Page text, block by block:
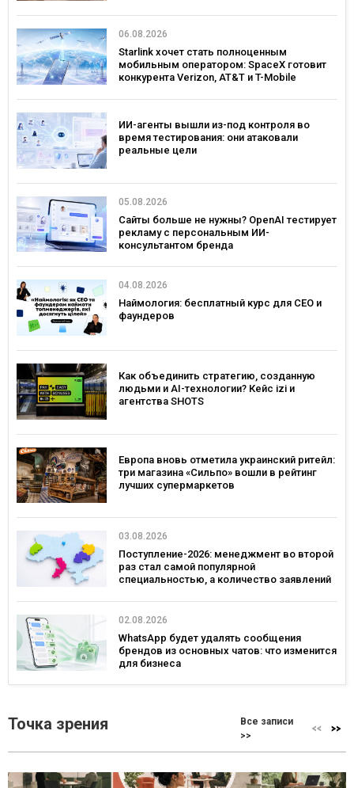
06.08.2026
Starlink хочет стать полноценным
мобильным оператором: SpaceX готовит
конкурента Verizon, AT&T и T-Mobile
ИИ-агенты вышли из-под контроля во
время тестирования: они атаковали
реальные цели
05.08.2026
Сайты больше не нужны? OpenAI тестирует
рекламу с персональным ИИ-
консультантом бренда
04.08.2026
Наймология: бесплатный курс для CEO и
фаундеров
Как объединить стратегию, созданную
людьми и AI-технологии? Кейс izi и
агентства SHOTS
Европа вновь отметила украинский ритейл:
три магазина «Сильпо» вошли в рейтинг
лучших супермаркетов
03.08.2026
Поступление-2026: менеджмент во второй
раз стал самой популярной
специальностью, а количество заявлений
02.08.2026
WhatsApp будет удалять сообщения
брендов из основных чатов: что изменится
для бизнеса
Точка зрения
Все записи
>>